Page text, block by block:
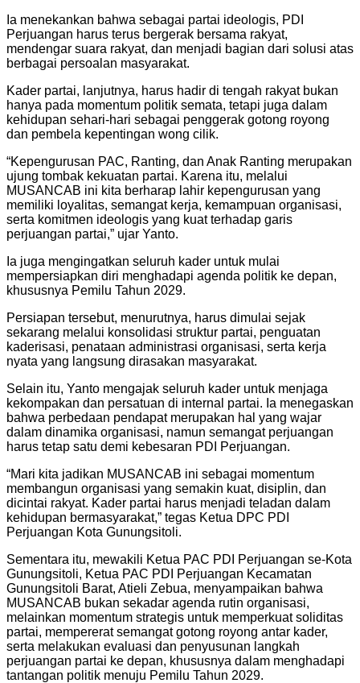
Ia menekankan bahwa sebagai partai ideologis, PDI
Perjuangan harus terus bergerak bersama rakyat,
mendengar suara rakyat, dan menjadi bagian dari solusi atas
berbagai persoalan masyarakat.
Kader partai, lanjutnya, harus hadir di tengah rakyat bukan
hanya pada momentum politik semata, tetapi juga dalam
kehidupan sehari-hari sebagai penggerak gotong royong
dan pembela kepentingan wong cilik.
“Kepengurusan PAC, Ranting, dan Anak Ranting merupakan
ujung tombak kekuatan partai. Karena itu, melalui
MUSANCAB ini kita berharap lahir kepengurusan yang
memiliki loyalitas, semangat kerja, kemampuan organisasi,
serta komitmen ideologis yang kuat terhadap garis
perjuangan partai,” ujar Yanto.
Ia juga mengingatkan seluruh kader untuk mulai
mempersiapkan diri menghadapi agenda politik ke depan,
khususnya Pemilu Tahun 2029.
Persiapan tersebut, menurutnya, harus dimulai sejak
sekarang melalui konsolidasi struktur partai, penguatan
kaderisasi, penataan administrasi organisasi, serta kerja
nyata yang langsung dirasakan masyarakat.
Selain itu, Yanto mengajak seluruh kader untuk menjaga
kekompakan dan persatuan di internal partai. Ia menegaskan
bahwa perbedaan pendapat merupakan hal yang wajar
dalam dinamika organisasi, namun semangat perjuangan
harus tetap satu demi kebesaran PDI Perjuangan.
“Mari kita jadikan MUSANCAB ini sebagai momentum
membangun organisasi yang semakin kuat, disiplin, dan
dicintai rakyat. Kader partai harus menjadi teladan dalam
kehidupan bermasyarakat,” tegas Ketua DPC PDI
Perjuangan Kota Gunungsitoli.
Sementara itu, mewakili Ketua PAC PDI Perjuangan se-Kota
Gunungsitoli, Ketua PAC PDI Perjuangan Kecamatan
Gunungsitoli Barat, Atieli Zebua, menyampaikan bahwa
MUSANCAB bukan sekadar agenda rutin organisasi,
melainkan momentum strategis untuk memperkuat soliditas
partai, mempererat semangat gotong royong antar kader,
serta melakukan evaluasi dan penyusunan langkah
perjuangan partai ke depan, khususnya dalam menghadapi
tantangan politik menuju Pemilu Tahun 2029.